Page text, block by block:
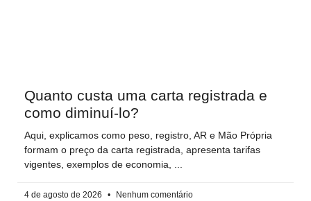
Quanto custa uma carta registrada e
como diminuí-lo?
Aqui, explicamos como peso, registro, AR e Mão Própria
formam o preço da carta registrada, apresenta tarifas
vigentes, exemplos de economia,
4 de agosto de 2026 Nenhum comentário